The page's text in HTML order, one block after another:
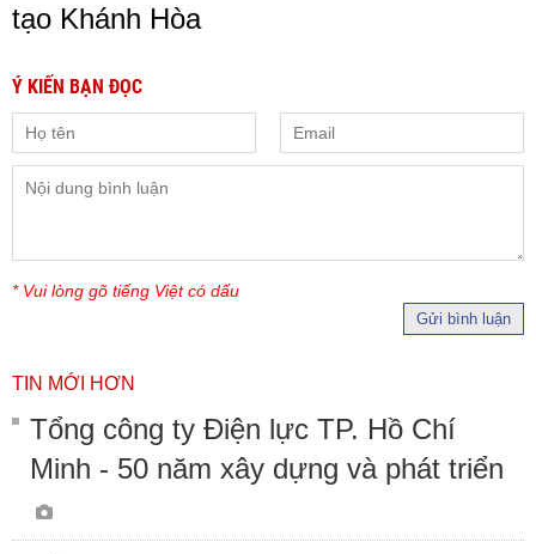
tạo Khánh Hòa
Ý KIẾN BẠN ĐỌC
* Vui lòng gõ tiếng Việt có dấu
Gửi bình luận
TIN MỚI HƠN
Tổng công ty Điện lực TP. Hồ Chí
Minh - 50 năm xây dựng và phát triển